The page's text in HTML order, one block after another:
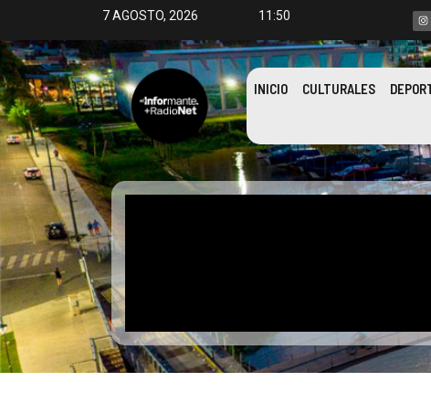
7 AGOSTO, 2026 11:50
INICIO CULTURALES